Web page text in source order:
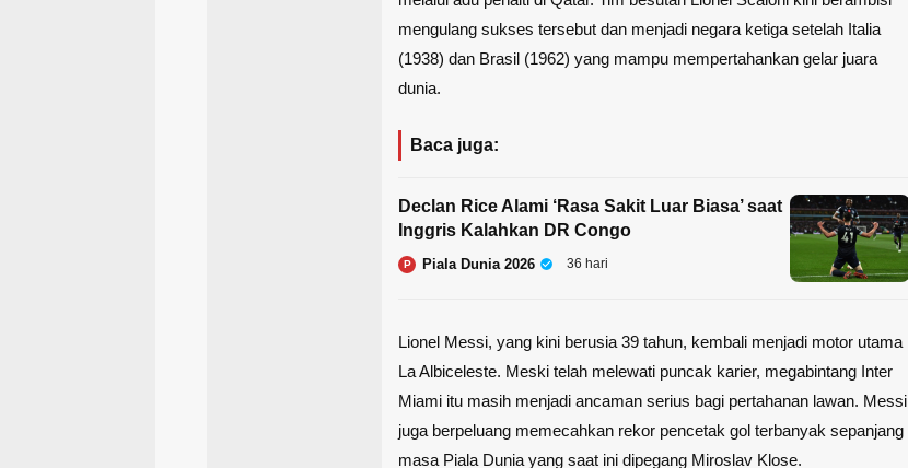
mengulang sukses tersebut dan menjadi negara ketiga setelah Italia
(1938) dan Brasil (1962) yang mampu mempertahankan gelar juara
dunia.
Baca juga:
Declan Rice Alami ‘Rasa Sakit Luar Biasa’ saat
Inggris Kalahkan DR Congo
P Piala Dunia 2026 36 hari
Lionel Messi, yang kini berusia 39 tahun, kembali menjadi motor utama
La Albiceleste. Meski telah melewati puncak karier, megabintang Inter
Miami itu masih menjadi ancaman serius bagi pertahanan lawan. Messi
juga berpeluang memecahkan rekor pencetak gol terbanyak sepanjang
masa Piala Dunia yang saat ini dipegang Miroslav Klose.